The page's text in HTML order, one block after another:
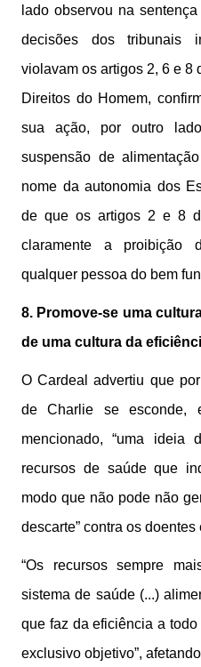
lado observou na
decisões dos tribunais
violavam os artigos 2, 6 e 8
Direitos do Homem,
sua ação, por outro
suspensão de
nome da autonomia dos
de que os artigos 2 e 8
claramente a proibição
qualquer pessoa do bem
8. Promove-se uma
de uma cultura da
O Cardeal advertiu que
de Charlie se esconde,
mencionado, “uma ideia
recursos de saúde que
modo que não pode não
descarte” contra os doentes
“Os recursos sempre
sistema de saúde (...)
que faz da eficiência a
exclusivo objetivo”,